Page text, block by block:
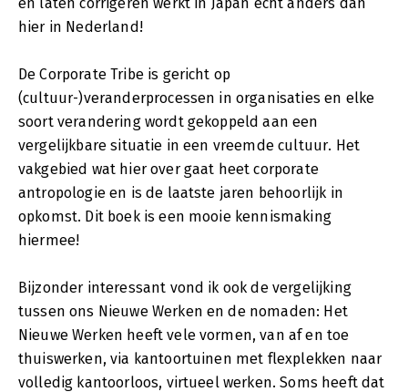
hier in Nederland!
De Corporate Tribe is gericht op
(cultuur-)veranderprocessen in organisaties en elke
soort verandering wordt gekoppeld aan een
vergelijkbare situatie in een vreemde cultuur. Het
vakgebied wat hier over gaat heet corporate
antropologie en is de laatste jaren behoorlijk in
opkomst. Dit boek is een mooie kennismaking
hiermee!
Bijzonder interessant vond ik ook de vergelijking
tussen ons Nieuwe Werken en de nomaden: Het
Nieuwe Werken heeft vele vormen, van af en toe
thuiswerken, via kantoortuinen met flexplekken naar
volledig kantoorloos, virtueel werken. Soms heeft dat